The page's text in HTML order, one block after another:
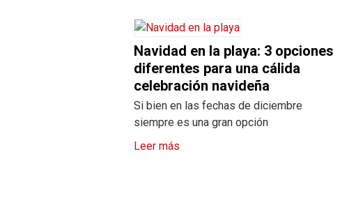
Navidad en la playa: 3 opciones
diferentes para una cálida
celebración navideña
Si bien en las fechas de diciembre
siempre es una gran opción
Leer más